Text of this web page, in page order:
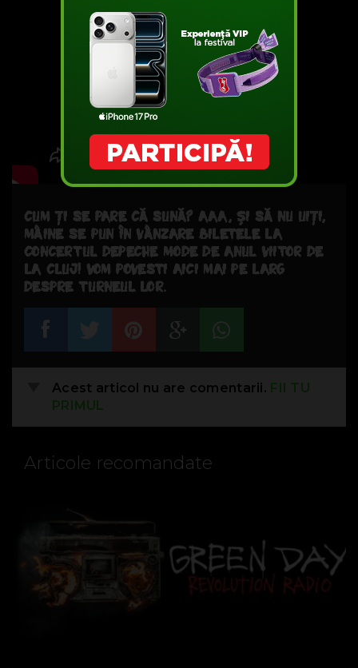
CUM ȚI SE PARE CĂ SUNĂ? AAA, ȘI SĂ NU UIȚI,
MÂINE SE PUN ÎN VÂNZARE BILETELE LA
CONCERTUL DEPECHE MODE DE ANUL VIITOR DE
LA CLUJ! VOM POVESTI AICI MAI PE LARG
DESPRE TURNEUL LOR.
Acest articol nu are comentarii. FII TU
PRIMUL
Articole recomandate